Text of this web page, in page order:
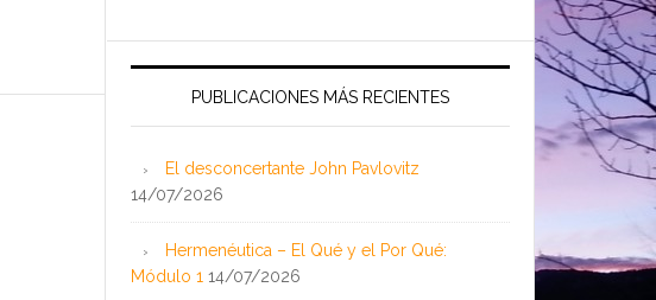
PUBLICACIONES MÁS RECIENTES
El desconcertante John Pavlovitz
14/07/2026
Hermenéutica – El Qué y el Por Qué:
Módulo 1 14/07/2026